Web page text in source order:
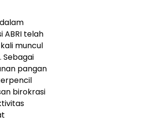
ABRI telah
muncul
Sebagai
pangan
birokrasi